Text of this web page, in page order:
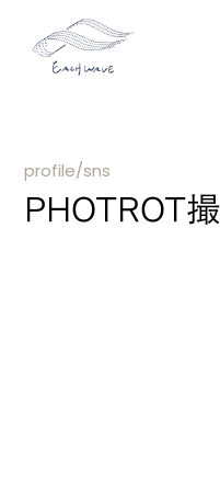
profile/sns
PHOTROT